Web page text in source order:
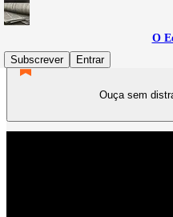
O
Subscrever
Entrar
Ouça sem